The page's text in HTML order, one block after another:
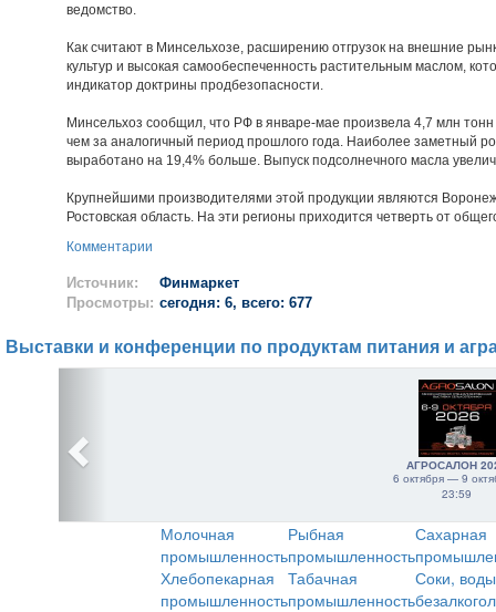
ведомство.
Как считают в Минсельхозе, расширению отгрузок на внешние
культур и высокая самообеспеченность растительным маслом,
индикатор доктрины продбезопасности.
Минсельхоз сообщил, что РФ в январе-мае произвела 4,7 млн
чем за аналогичный период прошлого года. Наиболее заметный
выработано на 19,4% больше. Выпуск подсолнечного масла
Крупнейшими производителями этой продукции являются
Ростовская область. На эти регионы приходится четверть от
Комментарии
Источник:
Финмаркет
Просмотры: сегодня: 6, всего: 677
Выставки и конференции по продуктам питания и
АГРОСАЛОН
6 октября — 9
23:59
Молочная
промышленность
Рыбная
промышленность
Сахарная
Хлебопекарная
промышленность
Табачная
промышленность
Соки,